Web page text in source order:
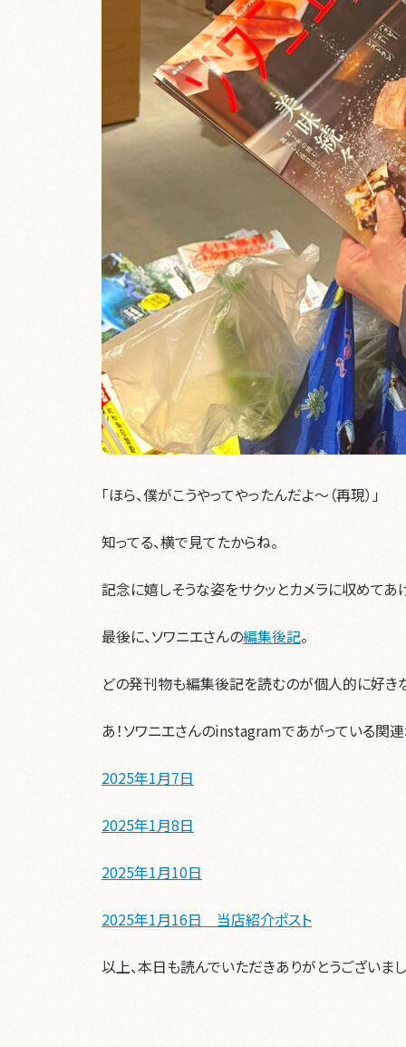
「ほら、僕がこうやってやったんだよ～（再現）」
知ってる、横で見てたからね。
記念に嬉しそうな姿をサクッとカメラに収めてあ
最後に、ソワニエさんの編集後記。
どの発刊物も編集後記を読むのが個人的に好き
あ！ソワニエさんのinstagramであがっている関連
2025年1月7日
2025年1月8日
2025年1月10日
2025年1月16日 当店紹介ポスト
以上、本日も読んでいただきありがとうございまし